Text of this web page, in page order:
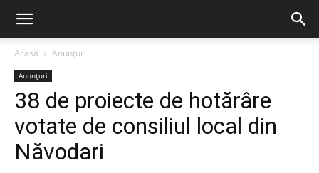
Acasă Anunțuri
Anunțuri
38 de proiecte de hotărâre
votate de consiliul local din
Năvodari